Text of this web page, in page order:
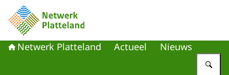
Naar de homepage van Netwerk Platteland
Netwerk Platteland Actueel Nieuws